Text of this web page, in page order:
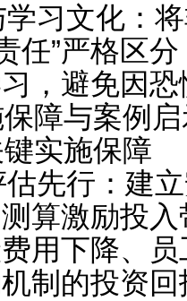
习文化：将
任”严格区
，避免因
障与案例启
实施保障
先行：建
算激励投
用下降、
制的投资